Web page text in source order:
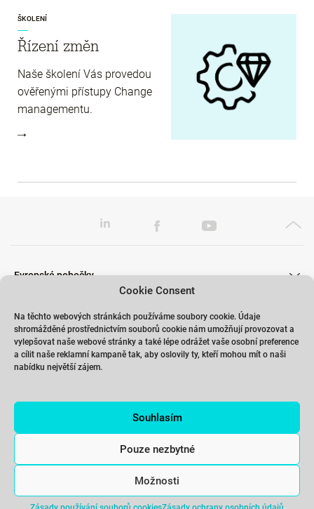
Cookie Consent
Na těchto webových stránkách používáme soubory cookie. Údaje
shromážděné prostřednictvím souborů cookie nám umožňují provozovat a
vylepšovat naše webové stránky a také lépe odrážet vaše osobní preference
a cílit naše reklamní kampaně tak, aby oslovily ty, kteří mohou mít o naši
nabídku největší zájem.
Souhlasím
Pouze nezbytné
Možnosti
ŠKOLENÍ
Řízení změn
Naše školení Vás provedou
ověřenými přístupy Change
managementu.
Evropské pobočky
Školení